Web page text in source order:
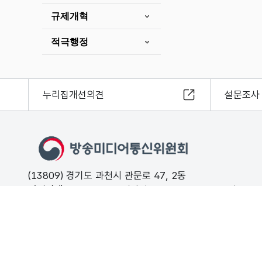
규제개혁
적극행정
누리집개선의견 설문조사
(13809) 경기도 과천시 관문로 47, 2동